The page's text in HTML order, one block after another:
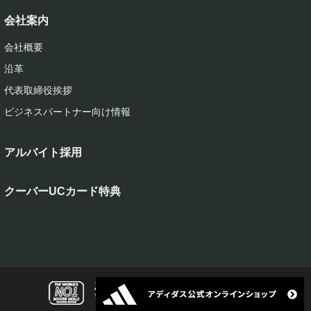
会社案内
会社概要
沿革
代表取締役挨拶
ビジネスパートナー向け情報
アルバイト採用
クーバーUCカード特典